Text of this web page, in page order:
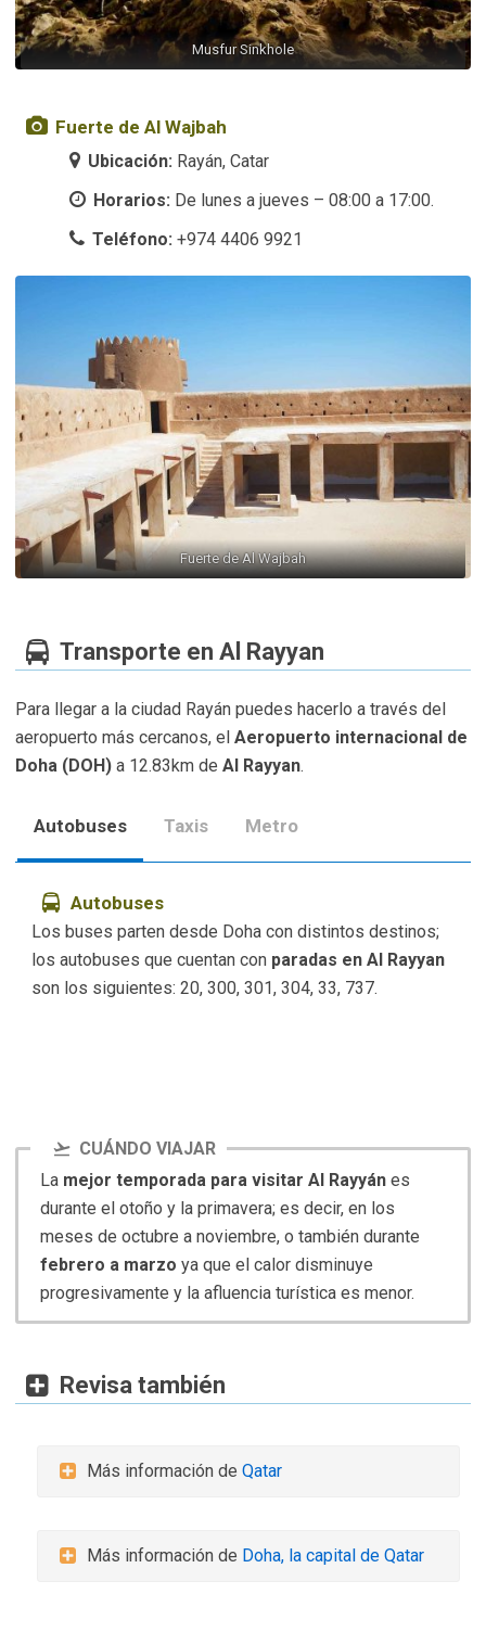
Musfur Sinkhole
Fuerte de Al Wajbah
Ubicación: Rayán, Catar
Horarios: De lunes a jueves – 08:00 a 17:00.
Teléfono: +974 4406 9921
Fuerte de Al Wajbah
Transporte en Al Rayyan
Para llegar a la ciudad Rayán puedes hacerlo a través del
aeropuerto más cercanos, el Aeropuerto internacional de
Doha (DOH) a 12.83km de Al Rayyan.
Autobuses Taxis Metro
Autobuses
Los buses parten desde Doha con distintos destinos;
los autobuses que cuentan con paradas en Al Rayyan
son los siguientes: 20, 300, 301, 304, 33, 737.
CUÁNDO VIAJAR
La mejor temporada para visitar Al Rayyán es
durante el otoño y la primavera; es decir, en los
meses de octubre a noviembre, o también durante
febrero a marzo ya que el calor disminuye
progresivamente y la afluencia turística es menor.
Revisa también
Más información de Qatar
Más información de Doha, la capital de Qatar